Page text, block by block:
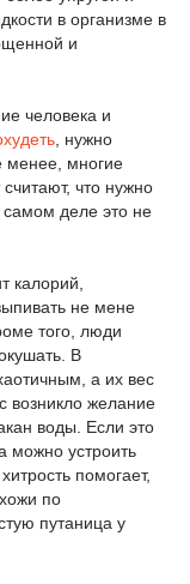
в организме в
и
человека и
, нужно
менее, многие
что нужно
самом деле это не
калорий,
не мене
того, люди
В
а их вес
возникло желание
воды. Если это
можно устроить
помогает,
по
путаница у